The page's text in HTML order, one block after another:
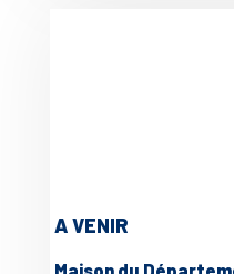
A VENIR
Maison du